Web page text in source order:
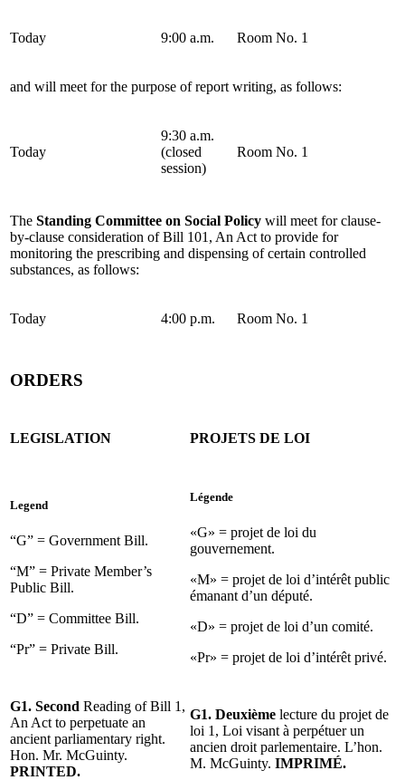
Today 9:00 a.m. Room No. 1
and will meet for the purpose of report writing, as follows:
Today
9:30 a.m.
(closed
session)
Room No. 1
The Standing Committee on Social Policy will meet for clause-
by-clause consideration of Bill 101, An Act to provide for
monitoring the prescribing and dispensing of certain controlled
substances, as follows:
Today 4:00 p.m. Room No. 1
ORDERS
LEGISLATION PROJETS DE LOI
Legend
“G” = Government Bill.
“M” = Private Member’s
Public Bill.
“D” = Committee Bill.
“Pr” = Private Bill.
Légende
«G» = projet de loi du
gouvernement.
«M» = projet de loi d’intérêt public
émanant d’un député.
«D» = projet de loi d’un comité.
«Pr» = projet de loi d’intérêt privé.
G1. Second Reading of Bill 1,
An Act to perpetuate an
ancient parliamentary right.
Hon. Mr. McGuinty.
PRINTED.
G1. Deuxième lecture du projet de
loi 1, Loi visant à perpétuer un
ancien droit parlementaire. L’hon.
M. McGuinty. IMPRIMÉ.